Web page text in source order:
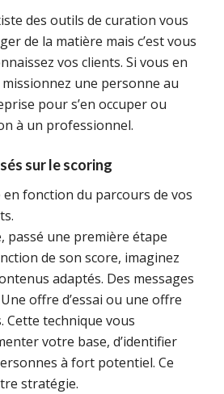
des outils de curation vous
de la matière mais c’est vous
vos clients. Si vous en
une personne au
pour s’en occuper ou
à un professionnel.
sur le scoring
fonction du parcours de vos
passé une première étape
de son score, imaginez
adaptés. Des messages
offre d’essai ou une offre
Cette technique vous
votre base, d’identifier
à fort potentiel. Ce
stratégie.